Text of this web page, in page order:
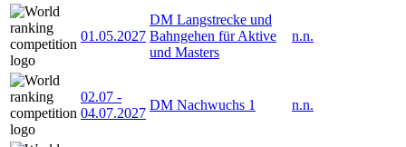
01.05.2027
DM Langstrecke und
Bahngehen für Aktive
und Masters
n.n.
02.07 -
04.07.2027
DM Nachwuchs 1 n.n.